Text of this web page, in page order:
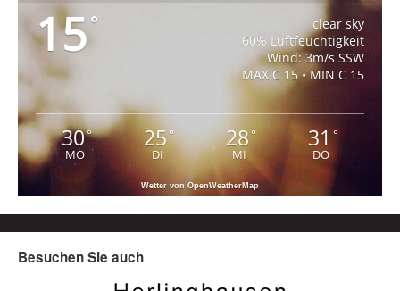
15°
clear sky
60% Luftfeuchtigkeit
Wind: 3m/s SSW
MAX C 15 • MIN C 15
30°
MO
25°
DI
28°
MI
31°
DO
Wetter von OpenWeatherMap
Besuchen Sie auch